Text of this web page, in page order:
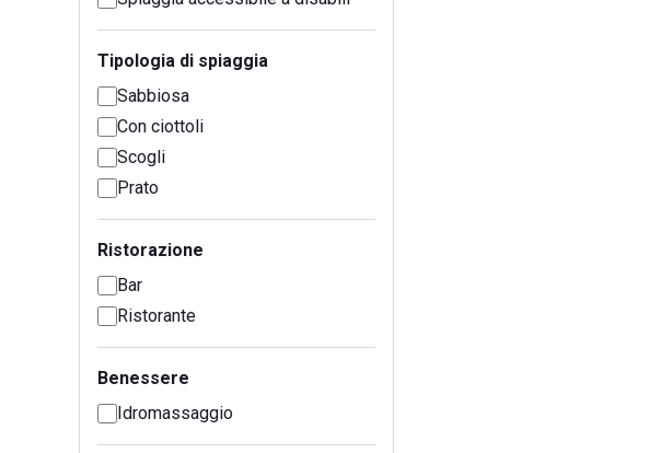
Tipologia di spiaggia
Sabbiosa
Con ciottoli
Scogli
Prato
Ristorazione
Bar
Ristorante
Benessere
Idromassaggio